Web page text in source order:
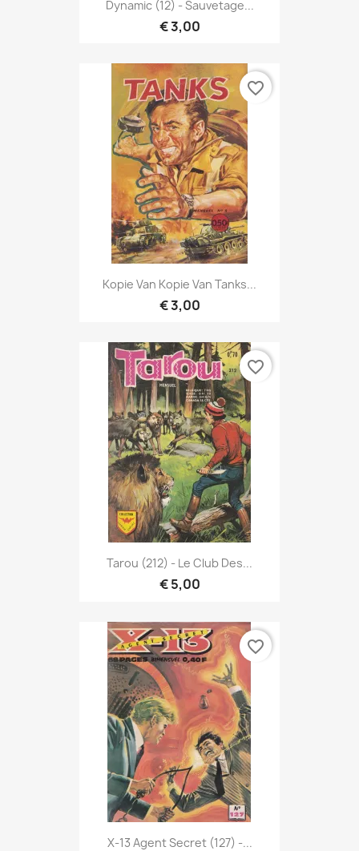
Dynamic (12) - Sauvetage...
€ 3,00
Kopie Van Kopie Van Tanks...
€ 3,00
favorite_border
Tarou (212) - Le Club Des...
€ 5,00
favorite_border
X-13 Agent Secret (127) -...
favorite_border